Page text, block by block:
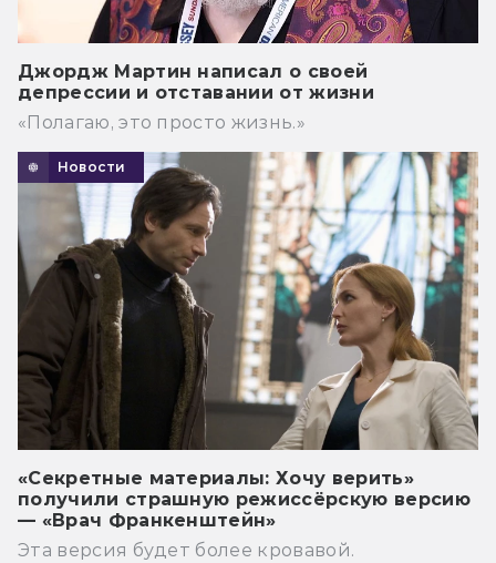
Джордж Мартин написал о своей
депрессии и отставании от жизни
«Полагаю, это просто жизнь.»
Новости
«Секретные материалы: Хочу верить»
получили страшную режиссёрскую версию
— «Врач Франкенштейн»
Эта версия будет более кровавой.